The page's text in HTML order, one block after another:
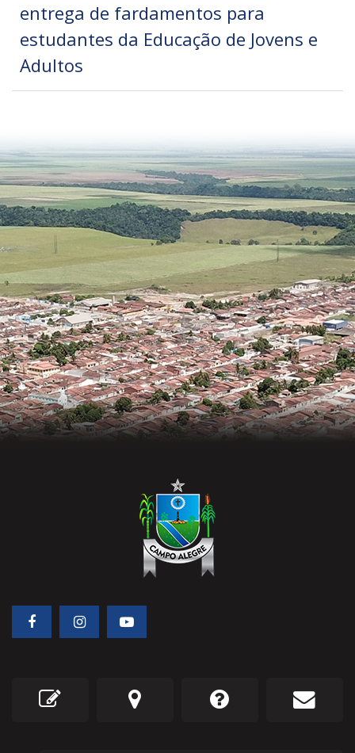
entrega de fardamentos para
estudantes da Educação de Jovens e
Adultos